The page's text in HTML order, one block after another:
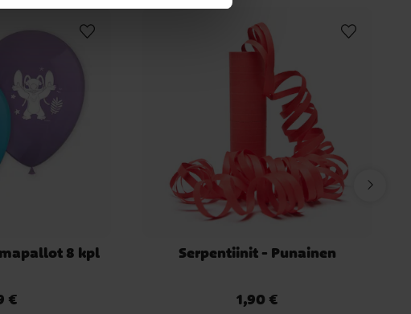
8 kpl
€
€
Serpentiinit - Punainen
Hinta:1,90 €
1,90 €